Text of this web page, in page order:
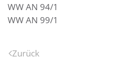
WW AN 94/1
WW AN 99/1
Zurück